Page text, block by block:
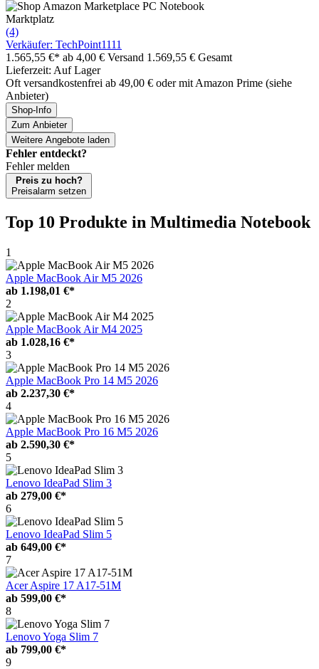
Marktplatz
(4)
Verkäufer: TechPoint1111
1.565,55 €* ab 4,00 € Versand 1.569,55 € Gesamt
Lieferzeit: Auf Lager
Oft versandkostenfrei ab 49,00 € oder mit Amazon Prime (siehe
Anbieter)
Shop-Info
Zum Anbieter
Weitere Angebote laden
Fehler entdeckt?
Fehler melden
Preis zu hoch?
Preisalarm setzen
Top 10 Produkte in Multimedia Notebook
1
Apple MacBook Air M5 2026
ab 1.198,01 €*
2
Apple MacBook Air M4 2025
ab 1.028,16 €*
3
Apple MacBook Pro 14 M5 2026
ab 2.237,30 €*
4
Apple MacBook Pro 16 M5 2026
ab 2.590,30 €*
5
Lenovo IdeaPad Slim 3
ab 279,00 €*
6
Lenovo IdeaPad Slim 5
ab 649,00 €*
7
Acer Aspire 17 A17-51M
ab 599,00 €*
8
Lenovo Yoga Slim 7
ab 799,00 €*
9